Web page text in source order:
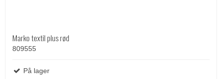
Marko textil plus rød
809555
På lager